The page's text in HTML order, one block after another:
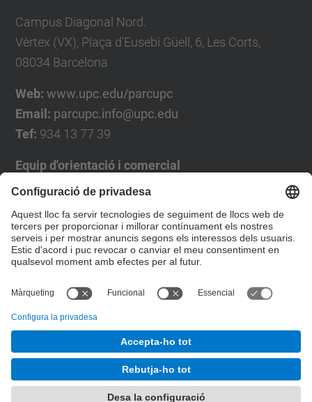
Campus Diagonal Nord.
Vèrtex (VX), Plaça d'Eusebi Güell, 6, Les Corts,
08034 Barcelona
Web: www.upc.edu/parcupc
Email: parcupc.info@upc.edu
Tef: 934 13 77 39
Equip d'orientació i comercial
José Luís Grande
Tel. 93 4137194
jose.luis.grande@upc.edu
Formulari de contacte
Desenvolupat amb